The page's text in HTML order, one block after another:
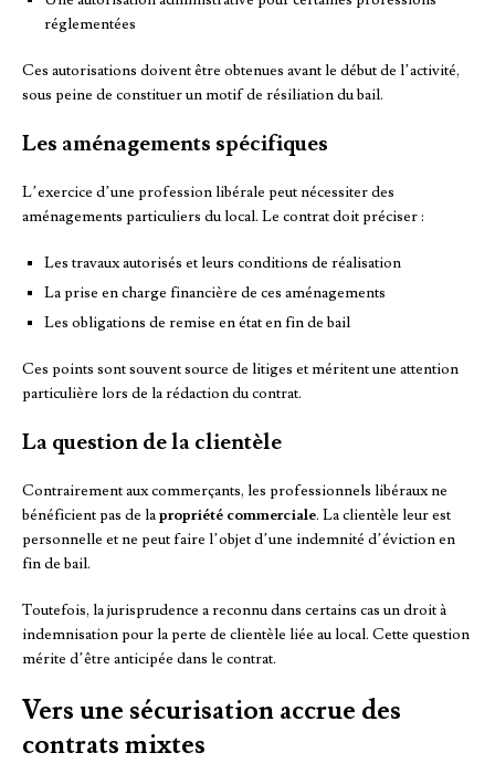
réglementées
Ces autorisations doivent être obtenues avant le début de l’activité,
sous peine de constituer un motif de résiliation du bail.
Les aménagements spécifiques
L’exercice d’une profession libérale peut nécessiter des
aménagements particuliers du local. Le contrat doit préciser :
Les travaux autorisés et leurs conditions de réalisation
La prise en charge financière de ces aménagements
Les obligations de remise en état en fin de bail
Ces points sont souvent source de litiges et méritent une attention
particulière lors de la rédaction du contrat.
La question de la clientèle
Contrairement aux commerçants, les professionnels libéraux ne
bénéficient pas de lapropriété commerciale. La clientèle leur est
personnelle et ne peut faire l’objet d’une indemnité d’éviction en
fin de bail.
Toutefois, la jurisprudence a reconnu dans certains cas un droit à
indemnisation pour la perte de clientèle liée au local. Cette question
mérite d’être anticipée dans le contrat.
Vers une sécurisation accrue des
contrats mixtes